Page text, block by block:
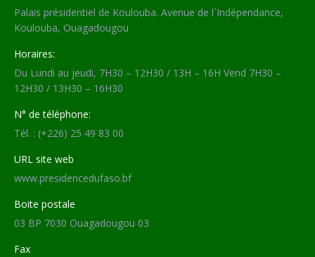
Palais présidentiel de Koulouba. Avenue de l´Indépendance,
Koulouba, Ouagadougou
Horaires:
Du Lundi au jeudi, 7H30 – 12H30 / 13H – 16H Vend 7H30 –
12H30 / 13H30 – 16H30
N° de téléphone:
Tél. : (+226) 25 49 83 00
URL site web
www.presidencedufaso.bf
Boite postale
03 BP 7030 Ouagadougou 03
Fax